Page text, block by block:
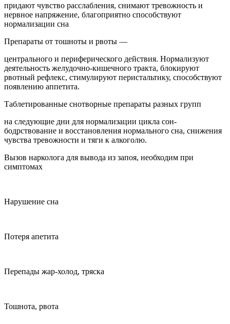
придают чувство расслабления, снимают тревожность и
нервное напряжение, благоприятно способствуют
нормализации сна
Препараты от тошноты и рвоты —
центрального и периферического действия. Нормализуют
деятельность желудочно-кишечного тракта, блокируют
рвотный рефлекс, стимулируют перистальтику, способствуют
появлению аппетита.
Таблетированные снотворные препараты разных групп
на следующие дни для нормализации цикла сон-
бодрствование и восстановления нормального сна, снижения
чувства тревожности и тяги к алкоголю.
Вызов нарколога для вывода из запоя, необходим при
симптомах
Нарушение сна
Потеря апетита
Перепады жар-холод, тряска
Тошнота, рвота